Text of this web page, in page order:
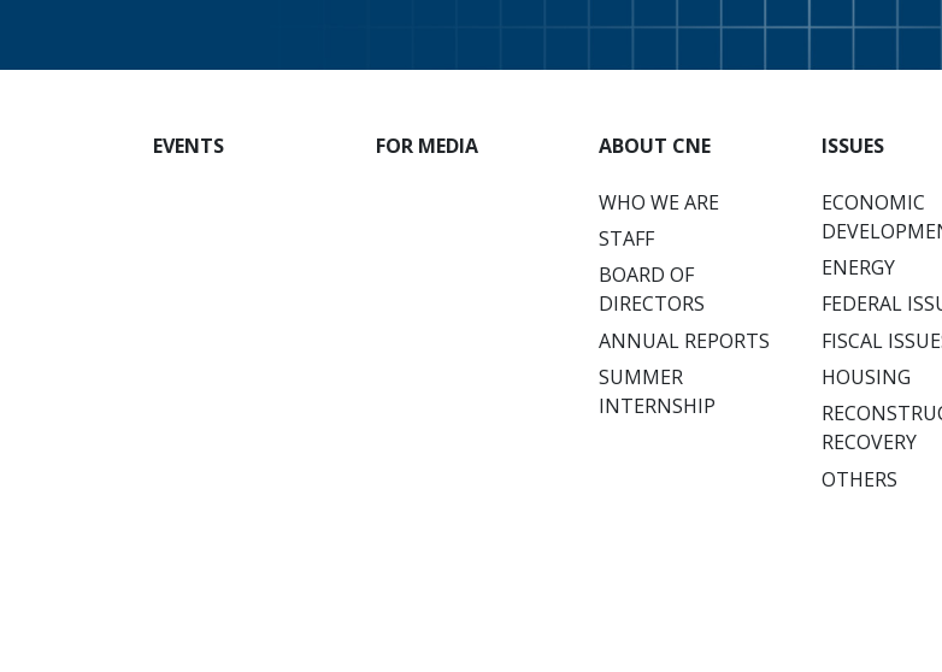
EVENTS FOR MEDIA ABOUT CNE
WHO WE ARE
STAFF
BOARD OF
DIRECTORS
ANNUAL REPORTS
SUMMER
INTERNSHIP
ISSUES
ECONOMIC
ENERGY
FEDERAL
FISCAL
HOUSING
RECOVERY
OTHERS